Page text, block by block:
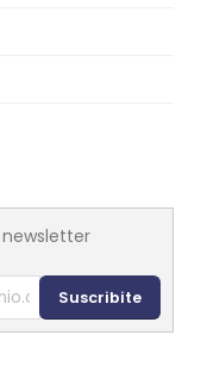
Suscribite